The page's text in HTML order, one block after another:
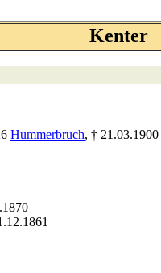
Kenter
Hummerbruch, † 21.03.1900